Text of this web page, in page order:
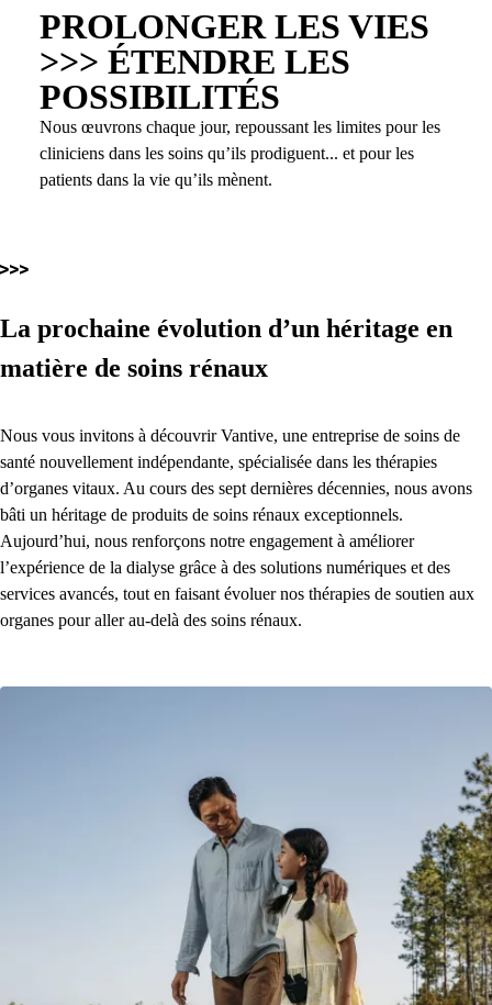
PROLONGER LES VIES
>>> ÉTENDRE LES
POSSIBILITÉS
Nous œuvrons chaque jour, repoussant les limites pour les
cliniciens dans les soins qu’ils prodiguent... et pour les
patients dans la vie qu’ils mènent.
La prochaine évolution d’un héritage en
matière de soins rénaux
Nous vous invitons à découvrir Vantive, une entreprise de soins de
santé nouvellement indépendante, spécialisée dans les thérapies
d’organes vitaux. Au cours des sept dernières décennies, nous avons
bâti un héritage de produits de soins rénaux exceptionnels.
Aujourd’hui, nous renforçons notre engagement à améliorer
l’expérience de la dialyse grâce à des solutions numériques et des
services avancés, tout en faisant évoluer nos thérapies de soutien aux
organes pour aller au-delà des soins rénaux.